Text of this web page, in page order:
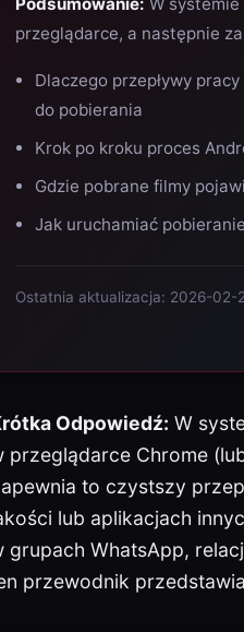
przeglądarce, a następnie
Dlaczego przepływy
do pobierania
Krok po kroku proces
Gdzie pobrane filmy
Jak uruchamiać
Ostatnia aktualizacja: 2026-02-
Odpowiedź: W
przeglądarce Chrome
to czystszy
lub aplikacjach
grupach WhatsApp,
przewodnik